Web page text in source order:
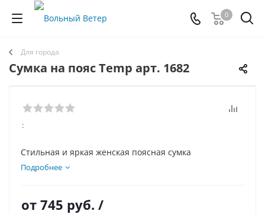
0
Для города
Сумка на пояс Temp арт. 1682
:
Стильная и яркая женская поясная сумка
Подробнее
от 745 руб. /